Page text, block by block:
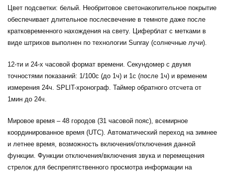
Цвет подсветки: белый. Необритовое светонакопительное покрытие
обеспечивает длительное послесвечение в темноте даже после
кратковременного нахождения на свету. Циферблат с метками в
виде штрихов выполнен по технологии Sunray (солнечные лучи).
12-ти и 24-х часовой формат времени. Секундомер с двумя
точностями показаний: 1/100с (до 1ч) и 1с (после 1ч) и временем
измерения 24ч. SPLIT-хронограф. Таймер обратного отсчета от
1мин до 24ч.
Мировое время – 48 городов (31 часовой пояс), всемирное
координированное время (UTC). Автоматический переход на зимнее
и летнее время, возможность включения/отключения данной
функции. Функции отключения/включения звука и перемещения
стрелок для беспрепятственного просмотра информации на